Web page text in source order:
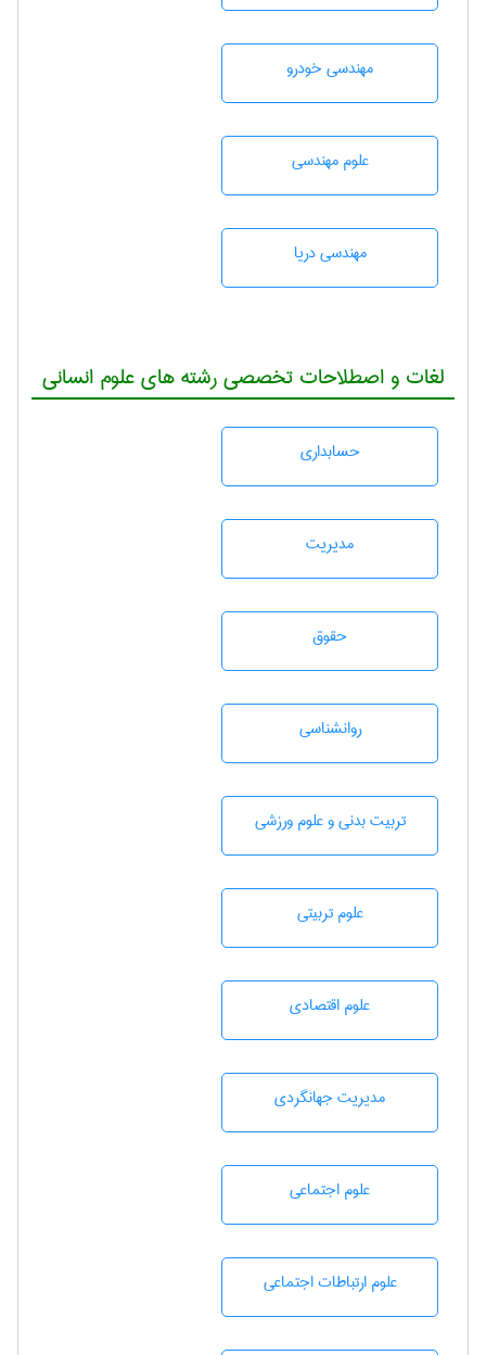
مهندسی خودرو
علوم مهندسی
مهندسی دریا
لغات و اصطلاحات تخصصی رشته های علوم انسانی
حسابداری
مديريت
حقوق
روانشناسی
تربيت بدنی و علوم ورزشی
علوم تربيتی
علوم اقتصادی
مديريت جهانگردی
علوم اجتماعی
علوم ارتباطات اجتماعی